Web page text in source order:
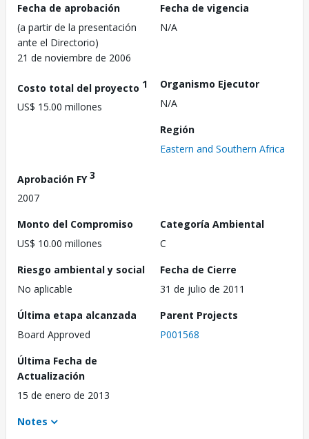
Fecha de aprobación
(a partir de la presentación
ante el Directorio)
21 de noviembre de 2006
Fecha de vigencia
N/A
Costo total del proyecto 1
US$ 15.00 millones
Organismo Ejecutor
N/A
Región
Eastern and Southern Africa
Aprobación FY3
2007
Monto del Compromiso
US$ 10.00 millones
Categoría Ambiental
C
Riesgo ambiental y social
No aplicable
Fecha de Cierre
31 de julio de 2011
Última etapa alcanzada
Board Approved
Parent Projects
P001568
Última Fecha de
Actualización
15 de enero de 2013
Notes